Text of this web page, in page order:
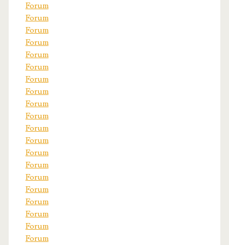
Forum
Forum
Forum
Forum
Forum
Forum
Forum
Forum
Forum
Forum
Forum
Forum
Forum
Forum
Forum
Forum
Forum
Forum
Forum
Forum